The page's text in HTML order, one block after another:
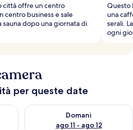
città offre un centro
centro business e sale
sauna dopo una giornata di
Questo
una
serali.
ogni
per queste date
sera, ago 10 - ago 11
Domani
ago 11 - ago 12
Verifica la disponibilità per